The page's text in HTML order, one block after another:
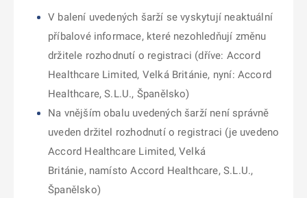
V balení uvedených šarží se vyskytují neaktuální
příbalové informace, které nezohledňují změnu
držitele rozhodnutí o registraci (dříve: Accord
Healthcare Limited, Velká Británie, nyní: Accord
Healthcare, S.L.U., Španělsko)
Na vnějším obalu uvedených šarží není správně
uveden držitel rozhodnutí o registraci (je uvedeno
Accord Healthcare Limited, Velká
Británie, namísto Accord Healthcare, S.L.U.,
Španělsko)